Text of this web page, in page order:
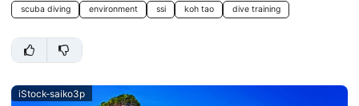
scuba diving environment ssi koh tao dive training
iStock-saiko3p